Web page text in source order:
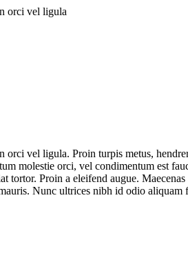
orci vel ligula
orci vel ligula. Proin turpis metus,
molestie orci, vel condimentum est
tortor. Proin a eleifend augue. Maecenas
Nunc ultrices nibh id odio aliquam